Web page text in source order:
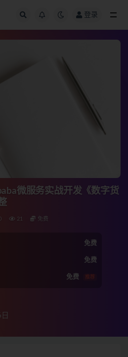
登录
微服务实战开发《数字货
0 21 免费
免费
免费
免费 推荐